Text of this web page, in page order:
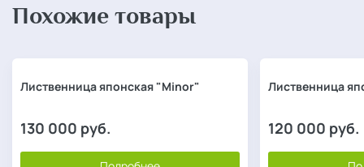
Похожие товары
Лиственница японская "Minor"
130 000 руб.
Лиственница
120 000 руб.